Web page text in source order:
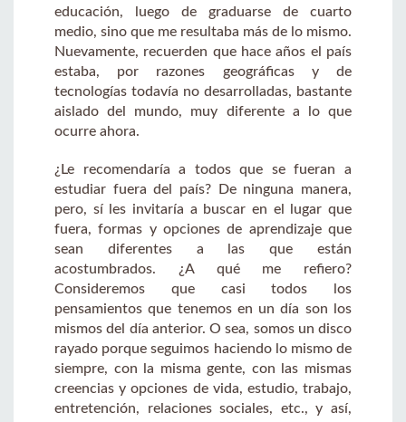
educación, luego de graduarse de cuarto
medio, sino que me resultaba más de lo mismo.
Nuevamente, recuerden que hace años el país
estaba, por razones geográficas y de
tecnologías todavía no desarrolladas, bastante
aislado del mundo, muy diferente a lo que
ocurre ahora.
¿Le recomendaría a todos que se fueran a
estudiar fuera del país? De ninguna manera,
pero, sí les invitaría a buscar en el lugar que
fuera, formas y opciones de aprendizaje que
sean diferentes a las que están
acostumbrados. ¿A qué me refiero?
Consideremos que casi todos los
pensamientos que tenemos en un día son los
mismos del día anterior. O sea, somos un disco
rayado porque seguimos haciendo lo mismo de
siempre, con la misma gente, con las mismas
creencias y opciones de vida, estudio, trabajo,
entretención, relaciones sociales, etc., y así,